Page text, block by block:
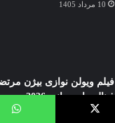
10 مرداد 1405
فیلم ویولن نوازی بیژن
فینال جام جهانی 2026
29 تیر 1405